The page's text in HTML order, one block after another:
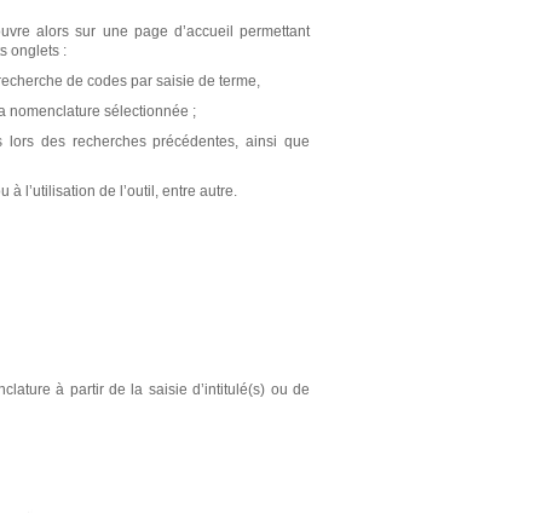
alors sur une page d’accueil permettant
onglets :
de codes par saisie de terme,
nomenclature sélectionnée ;
des recherches précédentes, ainsi que
l’utilisation de l’outil, entre autre.
à partir de la saisie d’intitulé(s) ou de